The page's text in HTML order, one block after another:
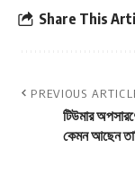
Share This
PREVIOUS
টিউমার
কেমন আছেন